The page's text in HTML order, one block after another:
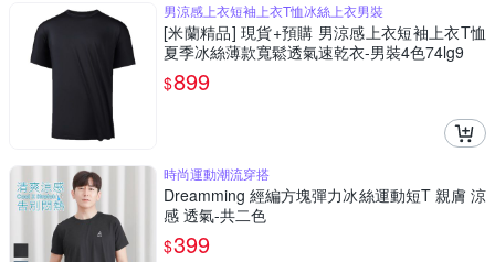
男涼感上衣短袖上衣T恤冰絲上衣男裝
[米蘭精品] 現貨+預購 男涼感上衣短袖上衣T恤
夏季冰絲薄款寬鬆透氣速乾衣-男裝4色74lg9
$899
時尚運動潮流穿搭
Dreamming 經編方塊彈力冰絲運動短T 親膚 涼
感 透氣-共二色
$399